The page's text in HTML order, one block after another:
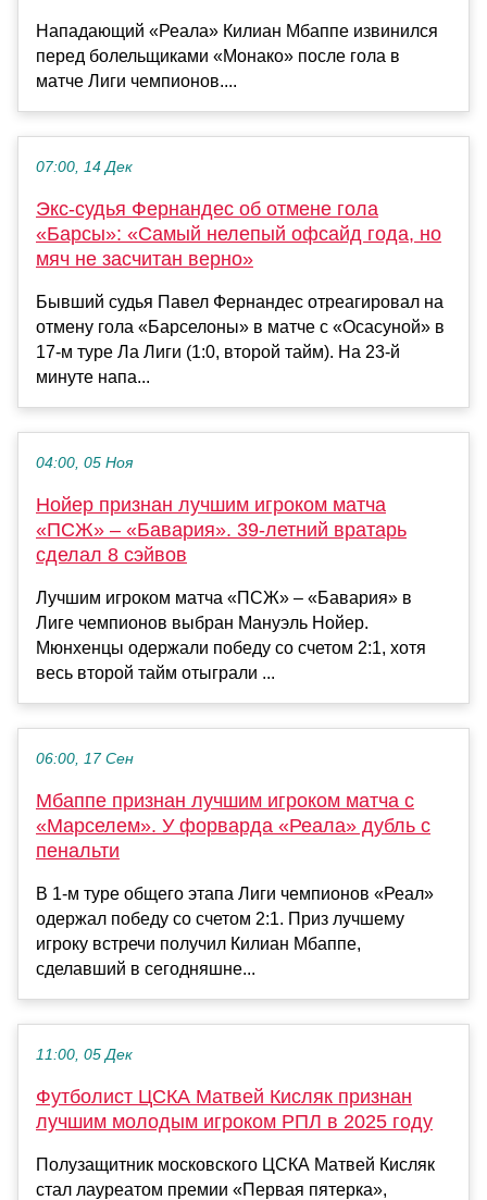
Нападающий «Реала» Килиан Мбаппе извинился
перед болельщиками «Монако» после гола в
матче Лиги чемпионов....
07:00, 14 Дек
Экс-судья Фернандес об отмене гола
«Барсы»: «Самый нелепый офсайд года, но
мяч не засчитан верно»
Бывший судья Павел Фернандес отреагировал на
отмену гола «Барселоны» в матче с «Осасуной» в
17-м туре Ла Лиги (1:0, второй тайм). На 23-й
минуте напа...
04:00, 05 Ноя
Нойер признан лучшим игроком матча
«ПСЖ» – «Бавария». 39-летний вратарь
сделал 8 сэйвов
Лучшим игроком матча «ПСЖ» – «Бавария» в
Лиге чемпионов выбран Мануэль Нойер.
Мюнхенцы одержали победу со счетом 2:1, хотя
весь второй тайм отыграли ...
06:00, 17 Сен
Мбаппе признан лучшим игроком матча с
«Марселем». У форварда «Реала» дубль с
пенальти
В 1-м туре общего этапа Лиги чемпионов «Реал»
одержал победу со счетом 2:1. Приз лучшему
игроку встречи получил Килиан Мбаппе,
сделавший в сегодняшне...
11:00, 05 Дек
Футболист ЦСКА Матвей Кисляк признан
лучшим молодым игроком РПЛ в 2025 году
Полузащитник московского ЦСКА Матвей Кисляк
стал лауреатом премии «Первая пятерка»,